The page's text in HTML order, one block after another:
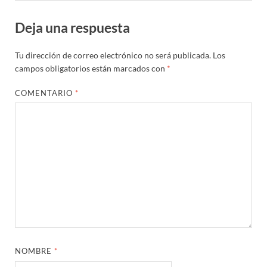
Deja una respuesta
Tu dirección de correo electrónico no será publicada. Los
campos obligatorios están marcados con *
COMENTARIO *
NOMBRE *